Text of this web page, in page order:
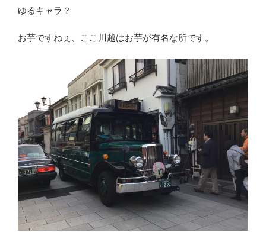
ゆるキャラ？
お芋ですねぇ、ここ川越はお芋が有名な所です。